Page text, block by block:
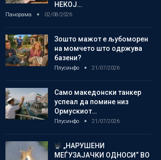
НЕКОЈ…
Панорама 02/08/2026
Зошто мажот е љубоморен
на момчето што одржува
базени?
Плусинфо 21/07/2026
Само македонски танкер
успеал да помине низ
Ормускиот…
Плусинфо 21/07/2026
„НАРУШЕНИ
МЕЃУЗАЈАЧКИ ОДНОСИ“ ВО